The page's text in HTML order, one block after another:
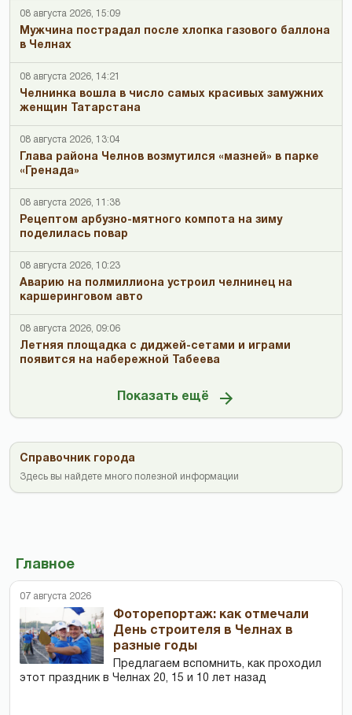
08 августа 2026, 15:09
Мужчина пострадал после хлопка газового баллона
в Челнах
08 августа 2026, 14:21
Челнинка вошла в число самых красивых замужних
женщин Татарстана
08 августа 2026, 13:04
Глава района Челнов возмутился «мазней» в парке
«Гренада»
08 августа 2026, 11:38
Рецептом арбузно-мятного компота на зиму
поделилась повар
08 августа 2026, 10:23
Аварию на полмиллиона устроил челнинец на
каршеринговом авто
08 августа 2026, 09:06
Летняя площадка с диджей-сетами и играми
появится на набережной Табеева
Показать ещё
Справочник города
Здесь вы найдете много полезной информации
Главное
07 августа 2026
Фоторепортаж: как отмечали
День строителя в Челнах в
разные годы
Предлагаем вспомнить, как проходил
этот праздник в Челнах 20, 15 и 10 лет назад